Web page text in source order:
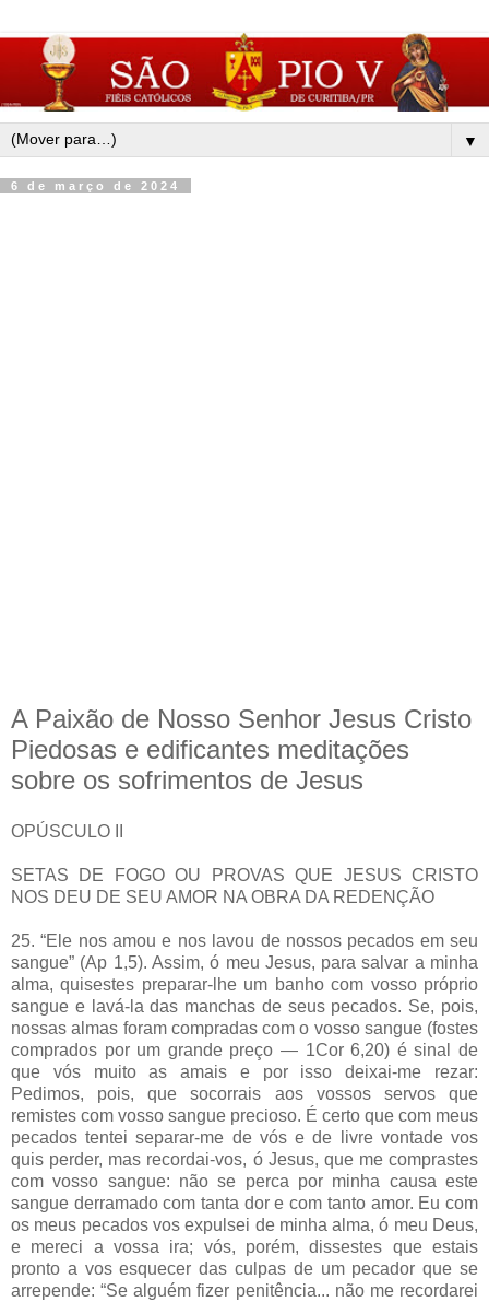
▼
6 de março de 2024
A Paixão de Nosso Senhor Jesus Cristo
Piedosas e edificantes meditações
sobre os sofrimentos de Jesus
OPÚSCULO II
SETAS DE FOGO OU PROVAS QUE JESUS CRISTO
NOS DEU DE SEU AMOR NA OBRA DA REDENÇÃO
25. “Ele nos amou e nos lavou de nossos pecados em seu
sangue” (Ap 1,5). Assim, ó meu Jesus, para salvar a minha
alma, quisestes preparar-lhe um banho com vosso próprio
sangue e lavá-la das manchas de seus pecados. Se, pois,
nossas almas foram compradas com o vosso sangue (fostes
comprados por um grande preço — 1Cor 6,20) é sinal de
que vós muito as amais e por isso deixai-me rezar:
Pedimos, pois, que socorrais aos vossos servos que
remistes com vosso sangue precioso. É certo que com meus
pecados tentei separar-me de vós e de livre vontade vos
quis perder, mas recordai-vos, ó Jesus, que me comprastes
com vosso sangue: não se perca por minha causa este
sangue derramado com tanta dor e com tanto amor. Eu com
os meus pecados vos expulsei de minha alma, ó meu Deus,
e mereci a vossa ira; vós, porém, dissestes que estais
pronto a vos esquecer das culpas de um pecador que se
arrepende: “Se alguém fizer penitência... não me recordarei